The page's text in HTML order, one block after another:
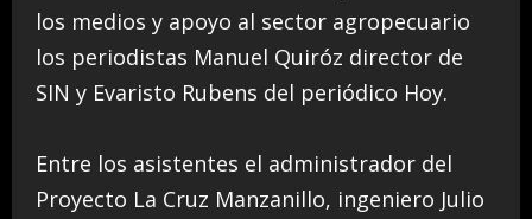
los medios y apoyo al sector agropecuario
los periodistas Manuel Quiróz director de
SIN y Evaristo Rubens del periódico Hoy.
Entre los asistentes el administrador del
Proyecto La Cruz Manzanillo, ingeniero Julio